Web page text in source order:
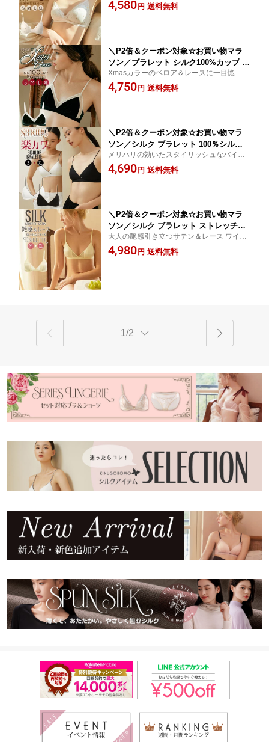
ロゴ スカラップレース ブラジャー 三角
ップ☆別売りお揃いショーツあり☆超軽量
4,580円 送料無料
＼P2倍＆クーポン対象☆お買い物マラ
ソン／ブラレット シルク100%カップ 配
色 ベロア ドット柄 レース 異素材コン
ビ ブラジャー 三角ブラ ノンワイヤー
Xmasカラーのベロア＆レースに一目惚れす
るシルクブラレット☆ ベルベット ワイヤレ
ス 三角カップ☆別売りお揃いショーツあり
4,750円 送料無料
＼P2倍＆クーポン対象☆お買い物マラ
ソン／シルク ブラレット 100％シルク
カシュクール バイカラー ナローパイピ
ング シンプル ブラジャー ブラトップ
メリハリの効いたスタイリッシュなバイカ
ラーデザインブラレット ワイヤレス 三角カ
ップ☆超軽量 吸湿速乾 快適 高い通気性 ム
4,690円 送料無料
＼P2倍＆クーポン対象☆お買い物マラ
ソン／シルク ブラレット ストレッチサ
テン レース シルクサテンクレープ うさ
耳パッド ブラジャー ブラトップ ノンワ
大人の艶感引き立つサテン＆レース ワイヤ
レス 三角カップブラ☆別売りお揃いショー
ツあり☆超軽量 吸湿速乾 快適 高い通気性
4,980円 送料無料
1/2